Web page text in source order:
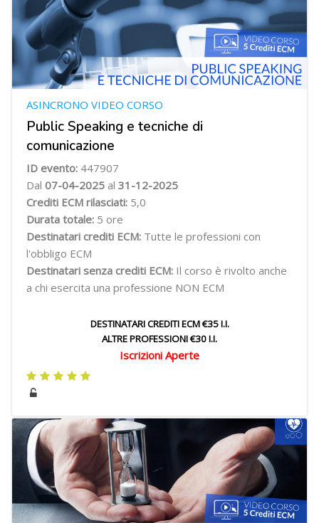
Public Speaking e tecniche di
comunicazione
ASINCRONO VIDEO CORSO
ID evento: 447907
Dal 07-04-2025 al 31-12-2025
Crediti ECM rilasciati: 5,0
Durata totale: 5 ore
Destinatari crediti ECM: Tutte le professioni con
l'obbligo ECM
Destinatari senza crediti ECM: Il corso è rivolto anche
a chi esercita una professione NON ECM
DESTINATARI CREDITI ECM €35 I.I.
ALTRE PROFESSIONI €30 I.I.
Iscrizioni Aperte